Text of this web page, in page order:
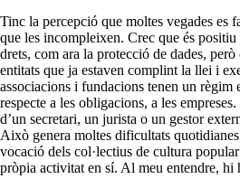
Tinc la percepció que moltes vegades es
que les incompleixen. Crec que és
drets, com ara la protecció de dades,
entitats que ja estaven complint la llei i
associacions i fundacions tenen un règim
respecte a les obligacions, a les
d’un secretari, un jurista o un gestor
Això genera moltes dificultats
vocació dels col·lectius de cultura
pròpia activitat en sí. Al meu entendre, hi